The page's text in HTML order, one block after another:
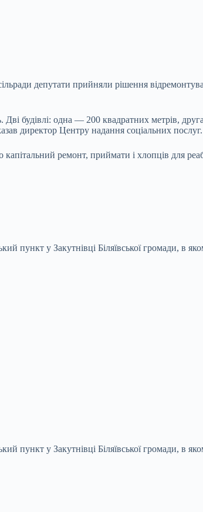
депутати прийняли рішення
будівлі: одна — 200 квадратних метрів,
директор Центру надання соціальних послуг.
ремонт, приймати і хлопців для
пункт у Закутнівці Біляївської громади, в
пункт у Закутнівці Біляївської громади, в